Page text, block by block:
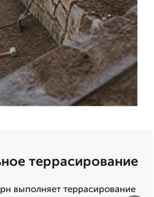
террасирование
выполняет террасирование